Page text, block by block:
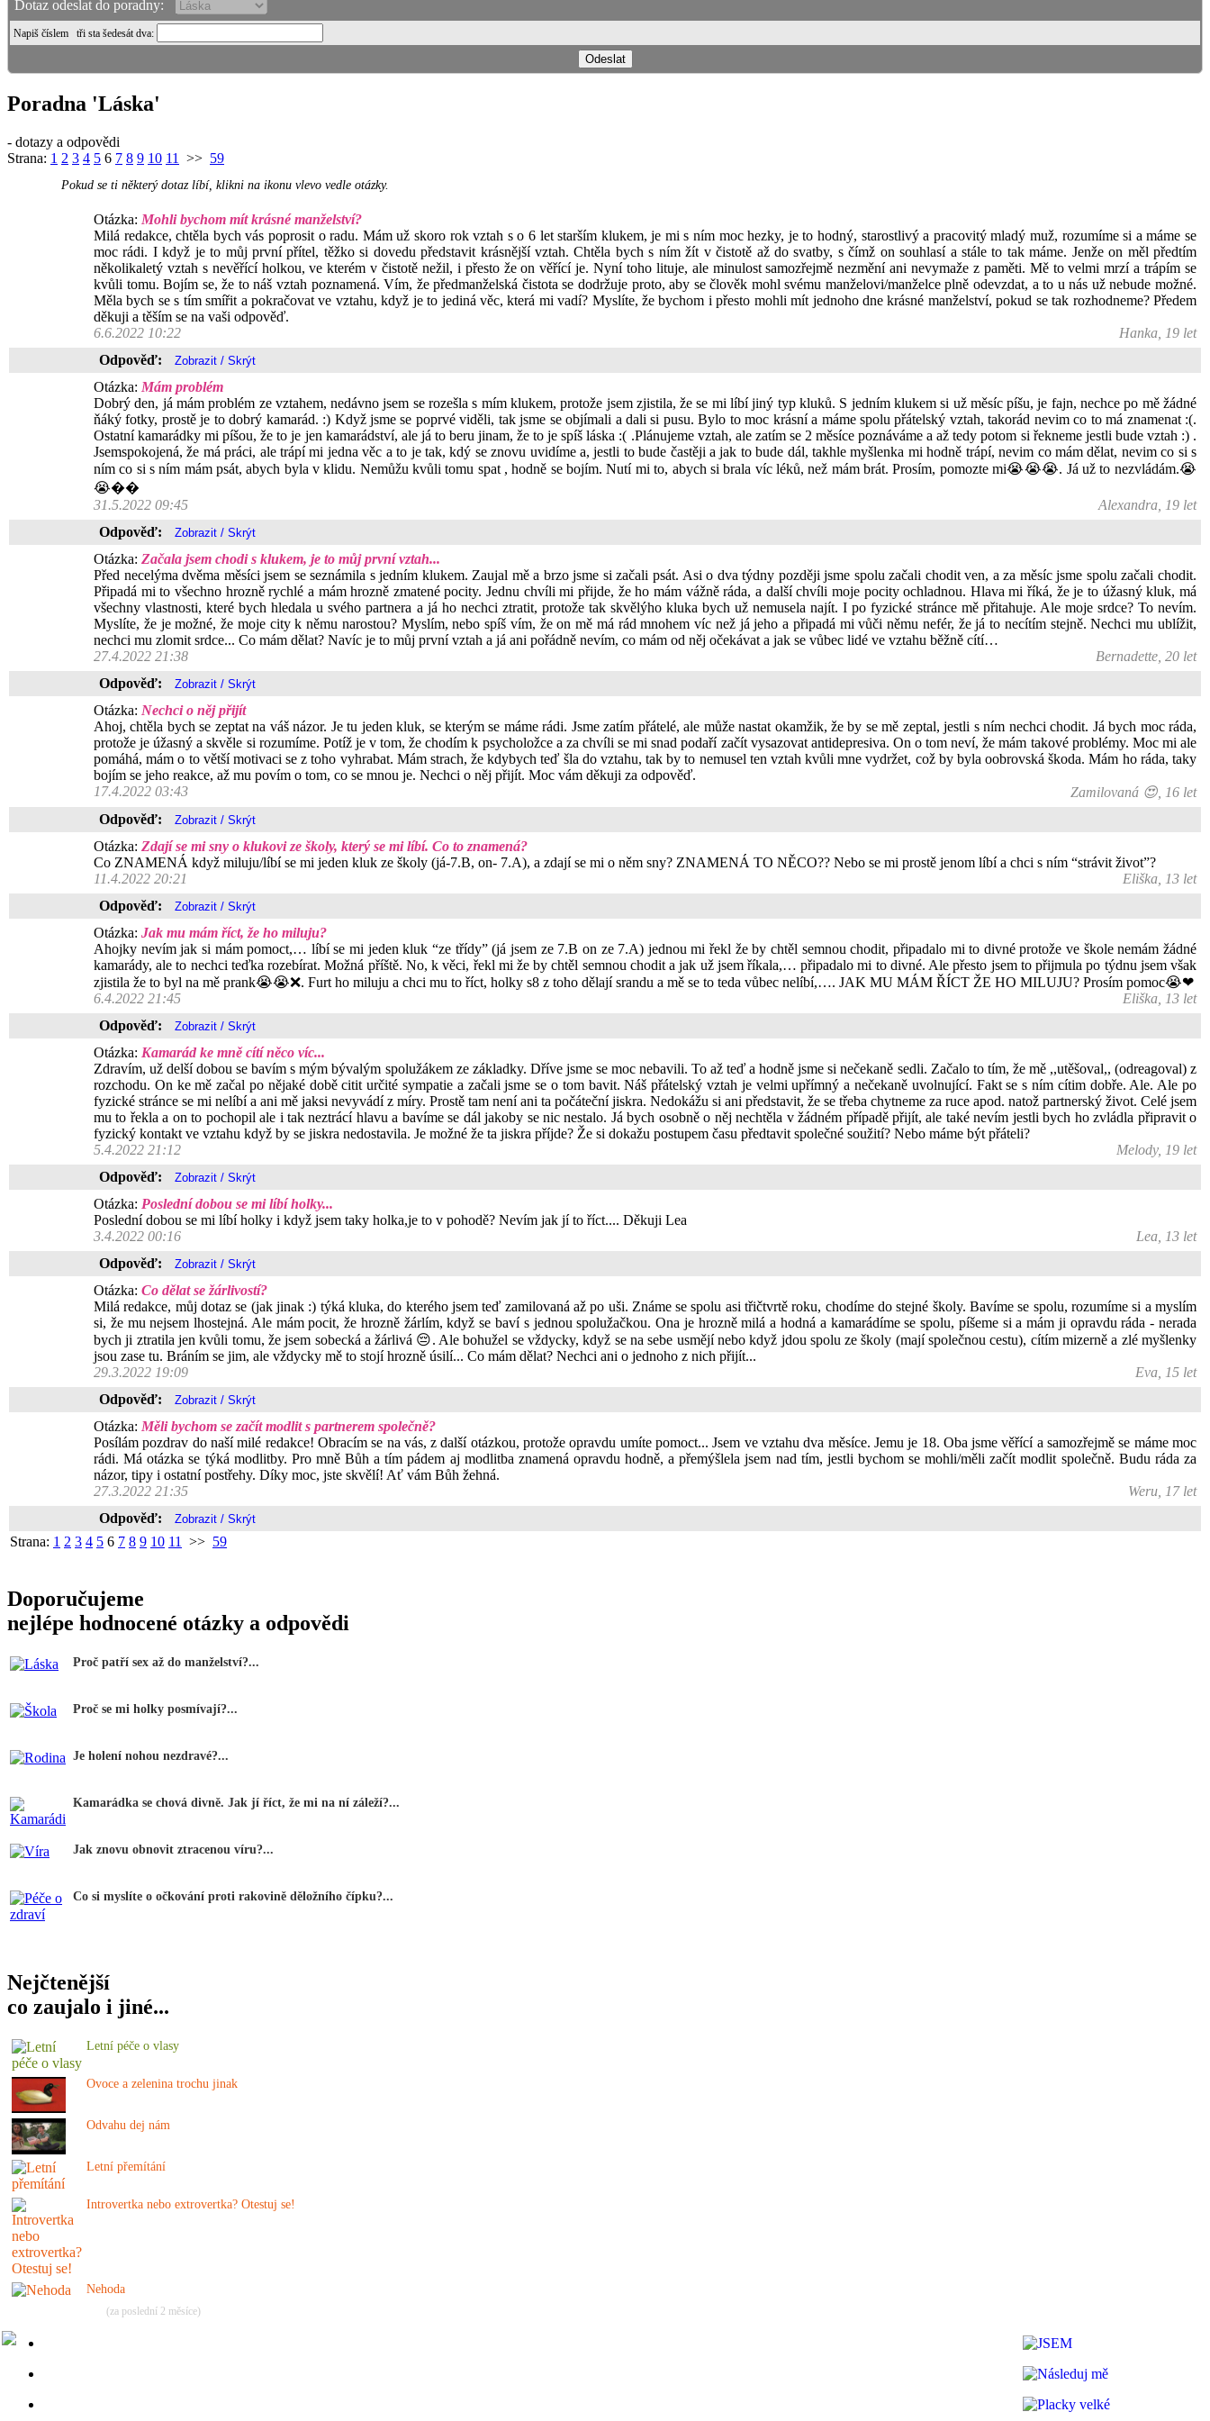
Dotaz odeslat do poradny:
Napiš číslem tři sta šedesát dva:
Poradna 'Láska'
- dotazy a odpovědi
Strana: 1 2 3 4 5 6 7 8 9 10 11 >> 59
Pokud se ti některý dotaz líbí, klikni na ikonu vlevo vedle otázky.
Otázka: Mohli bychom mít krásné manželství?
Milá redakce, chtěla bych vás poprosit o radu. Mám už skoro rok vztah s o 6 let starším klukem, je mi s ním moc hezky, je to hodný, starostlivý a pracovitý mladý muž, rozumíme si a máme se
moc rádi. I když je to můj první přítel, těžko si dovedu představit krásnější vztah. Chtěla bych s ním žít v čistotě až do svatby, s čímž on souhlasí a stále to tak máme. Jenže on měl předtím
několikaletý vztah s nevěřící holkou, ve kterém v čistotě nežil, i přesto že on věřící je. Nyní toho lituje, ale minulost samozřejmě nezmění ani nevymaže z paměti. Mě to velmi mrzí a trápím se
kvůli tomu. Bojím se, že to náš vztah poznamená. Vím, že předmanželská čistota se dodržuje proto, aby se člověk mohl svému manželovi/manželce plně odevzdat, a to u nás už nebude možné.
Měla bych se s tím smířit a pokračovat ve vztahu, když je to jediná věc, která mi vadí? Myslíte, že bychom i přesto mohli mít jednoho dne krásné manželství, pokud se tak rozhodneme? Předem
děkuji a těším se na vaši odpověď.
6.6.2022 10:22
Hanka, 19 let
Odpověď:
Otázka: Mám problém
Dobrý den, já mám problém ze vztahem, nedávno jsem se rozešla s mím klukem, protože jsem zjistila, že se mi líbí jiný typ kluků. S jedním klukem si už měsíc píšu, je fajn, nechce po mě žádné
ňáký fotky, prostě je to dobrý kamarád. :) Když jsme se poprvé viděli, tak jsme se objímali a dali si pusu. Bylo to moc krásní a máme spolu přátelský vztah, takorád nevim co to má znamenat :(.
Ostatní kamarádky mi píšou, že to je jen kamarádství, ale já to beru jinam, že to je spíš láska :( .Plánujeme vztah, ale zatím se 2 měsíce poznáváme a až tedy potom si řekneme jestli bude vztah :) .
Jsemspokojená, že má práci, ale trápí mi jedna věc a to je tak, kdý se znovu uvidíme a, jestli to bude častěji a jak to bude dál, takhle myšlenka mi hodně trápí, nevim co mám dělat, nevim co si s
ním co si s ním mám psát, abych byla v klidu. Nemůžu kvůli tomu spat , hodně se bojím. Nutí mi to, abych si brala víc léků, než mám brát. Prosím, pomozte mi😭😭😭. Já už to nezvládám.😭
😭��
31.5.2022 09:45
Alexandra, 19 let
Odpověď:
Otázka: Začala jsem chodi s klukem, je to můj první vztah...
Před necelýma dvěma měsíci jsem se seznámila s jedním klukem. Zaujal mě a brzo jsme si začali psát. Asi o dva týdny později jsme spolu začali chodit ven, a za měsíc jsme spolu začali chodit.
Připadá mi to všechno hrozně rychlé a mám hrozně zmatené pocity. Jednu chvíli mi přijde, že ho mám vážně ráda, a další chvíli moje pocity ochladnou. Hlava mi říká, že je to úžasný kluk, má
všechny vlastnosti, které bych hledala u svého partnera a já ho nechci ztratit, protože tak skvělýho kluka bych už nemusela najít. I po fyzické stránce mě přitahuje. Ale moje srdce? To nevím.
Myslíte, že je možné, že moje city k němu narostou? Myslím, nebo spíš vím, že on mě má rád mnohem víc než já jeho a připadá mi vůči němu nefér, že já to necítím stejně. Nechci mu ublížit,
nechci mu zlomit srdce... Co mám dělat? Navíc je to můj první vztah a já ani pořádně nevím, co mám od něj očekávat a jak se vůbec lidé ve vztahu běžně cítí…
27.4.2022 21:38
Bernadette, 20 let
Odpověď:
Otázka: Nechci o něj přijít
Ahoj, chtěla bych se zeptat na váš názor. Je tu jeden kluk, se kterým se máme rádi. Jsme zatím přátelé, ale může nastat okamžik, že by se mě zeptal, jestli s ním nechci chodit. Já bych moc ráda,
protože je úžasný a skvěle si rozumíme. Potíž je v tom, že chodím k psycholožce a za chvíli se mi snad podaří začít vysazovat antidepresiva. On o tom neví, že mám takové problémy. Moc mi ale
pomáhá, mám o to větší motivaci se z toho vyhrabat. Mám strach, že kdybych teď šla do vztahu, tak by to nemusel ten vztah kvůli mne vydržet, což by byla oobrovská škoda. Mám ho ráda, taky
bojím se jeho reakce, až mu povím o tom, co se mnou je. Nechci o něj přijít. Moc vám děkuji za odpověď.
17.4.2022 03:43
Zamilovaná 😍, 16 let
Odpověď:
Otázka: Zdají se mi sny o klukovi ze školy, který se mi líbí. Co to znamená?
Co ZNAMENÁ když miluju/líbí se mi jeden kluk ze školy (já-7.B, on- 7.A), a zdají se mi o něm sny? ZNAMENÁ TO NĚCO?? Nebo se mi prostě jenom líbí a chci s ním “strávit život”?
11.4.2022 20:21
Eliška, 13 let
Odpověď:
Otázka: Jak mu mám říct, že ho miluju?
Ahojky nevím jak si mám pomoct,… líbí se mi jeden kluk “ze třídy” (já jsem ze 7.B on ze 7.A) jednou mi řekl že by chtěl semnou chodit, připadalo mi to divné protože ve škole nemám žádné
kamarády, ale to nechci teďka rozebírat. Možná příště. No, k věci, řekl mi že by chtěl semnou chodit a jak už jsem říkala,… připadalo mi to divné. Ale přesto jsem to přijmula po týdnu jsem však
zjistila že to byl na mě prank😭😭❌. Furt ho miluju a chci mu to říct, holky s8 z toho dělají srandu a mě se to teda vůbec nelíbí,…. JAK MU MÁM ŘÍCT ŽE HO MILUJU? Prosím pomoc😭❤
6.4.2022 21:45
Eliška, 13 let
Odpověď:
Otázka: Kamarád ke mně cítí něco víc...
Zdravím, už delší dobou se bavím s mým bývalým spolužákem ze základky. Dříve jsme se moc nebavili. To až teď a hodně jsme si nečekaně sedli. Začalo to tím, že mě ,,utěšoval,, (odreagoval) z
rozchodu. On ke mě začal po nějaké době citit určité sympatie a začali jsme se o tom bavit. Náš přátelský vztah je velmi upřímný a nečekaně uvolnující. Fakt se s ním cítim dobře. Ale. Ale po
fyzické stránce se mi nelíbí a ani mě jaksi nevyvádí z míry. Prostě tam není ani ta počáteční jiskra. Nedokážu si ani představit, že se třeba chytneme za ruce apod. natož partnerský život. Celé jsem
mu to řekla a on to pochopil ale i tak neztrácí hlavu a bavíme se dál jakoby se nic nestalo. Já bych osobně o něj nechtěla v žádném případě přijít, ale také nevím jestli bych ho zvládla připravit o
fyzický kontakt ve vztahu když by se jiskra nedostavila. Je možné že ta jiskra příjde? Že si dokažu postupem času předtavit společné soužití? Nebo máme být přáteli?
5.4.2022 21:12
Melody, 19 let
Odpověď:
Otázka: Poslední dobou se mi líbí holky...
Poslední dobou se mi líbí holky i když jsem taky holka,je to v pohodě? Nevím jak jí to říct.... Děkuji Lea
3.4.2022 00:16
Lea, 13 let
Odpověď:
Otázka: Co dělat se žárlivostí?
Milá redakce, můj dotaz se (jak jinak :) týká kluka, do kterého jsem teď zamilovaná až po uši. Známe se spolu asi třičtvrtě roku, chodíme do stejné školy. Bavíme se spolu, rozumíme si a myslím
si, že mu nejsem lhostejná. Ale mám pocit, že hrozně žárlím, když se baví s jednou spolužačkou. Ona je hrozně milá a hodná a kamarádíme se spolu, píšeme si a mám ji opravdu ráda - nerada
bych ji ztratila jen kvůli tomu, že jsem sobecká a žárlivá 😔. Ale bohužel se vždycky, když se na sebe usmějí nebo když jdou spolu ze školy (mají společnou cestu), cítím mizerně a zlé myšlenky
jsou zase tu. Bráním se jim, ale vždycky mě to stojí hrozně úsilí... Co mám dělat? Nechci ani o jednoho z nich přijít...
29.3.2022 19:09
Eva, 15 let
Odpověď:
Otázka: Měli bychom se začít modlit s partnerem společně?
Posílám pozdrav do naší milé redakce! Obracím se na vás, z další otázkou, protože opravdu umíte pomoct... Jsem ve vztahu dva měsíce. Jemu je 18. Oba jsme věřící a samozřejmě se máme moc
rádi. Má otázka se týká modlitby. Pro mně Bůh a tím pádem aj modlitba znamená opravdu hodně, a přemýšlela jsem nad tím, jestli bychom se mohli/měli začít modlit společně. Budu ráda za
názor, tipy i ostatní postřehy. Díky moc, jste skvělí! Ať vám Bůh žehná.
27.3.2022 21:35
Weru, 17 let
Odpověď:
Strana: 1 2 3 4 5 6 7 8 9 10 11 >> 59
Doporučujeme
nejlépe hodnocené otázky a odpovědi
Proč patří sex až do manželství?...
Proč se mi holky posmívají?...
Je holení nohou nezdravé?...
Kamarádka se chová divně. Jak jí říct, že mi na ní záleží?...
Jak znovu obnovit ztracenou víru?...
Co si myslíte o očkování proti rakovině děložního čípku?...
Nejčtenější
co zaujalo i jiné...
Letní péče o vlasy
Ovoce a zelenina trochu jinak
Odvahu dej nám
Letní přemítání
Introvertka nebo extrovertka? Otestuj se!
Nehoda
(za poslední 2 měsíce)